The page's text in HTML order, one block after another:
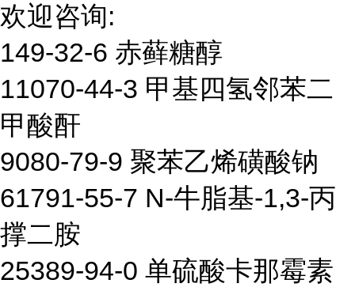
欢迎咨询:
149-32-6 赤藓糖醇
11070-44-3 甲基四氢邻苯二
甲酸酐
9080-79-9 聚苯乙烯磺酸钠
61791-55-7 N-牛脂基-1,3-丙
撑二胺
25389-94-0 单硫酸卡那霉素